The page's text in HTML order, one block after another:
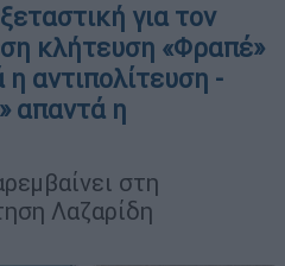
για τον
κλήτευση «Φραπέ»
αντιπολίτευση -
απαντά η
στη
Λαζαρίδη